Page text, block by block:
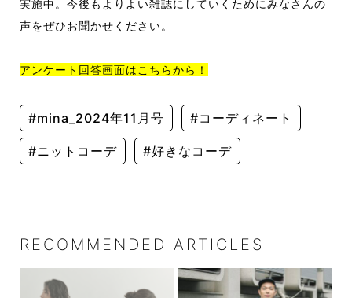
実施中。今後もよりよい雑誌にしていくためにみなさんの
声をぜひお聞かせください。
アンケート回答画面はこちらから！
#mina_2024年11月号 #コーディネート
#ニットコーデ #好きなコーデ
RECOMMENDED ARTICLES